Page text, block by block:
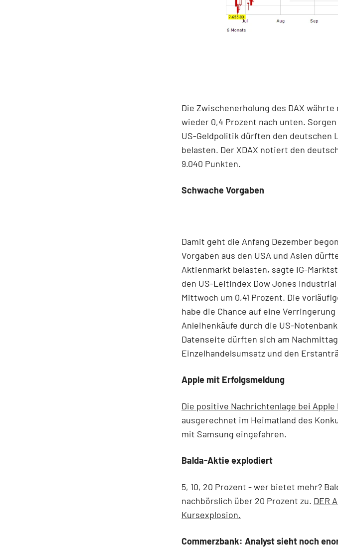
Die Zwischenerholung des DAX
wieder 0,4 Prozent nach unten.
US-Geldpolitik dürften den deutschen
belasten. Der XDAX notiert den
9.040 Punkten.
Schwache Vorgaben
Damit geht die Anfang Dezember
Vorgaben aus den USA und Asien
Aktienmarkt belasten, sagte IG-
den US-Leitindex Dow Jones
Mittwoch um 0,41 Prozent. Die
habe die Chance auf eine
Anleihenkäufe durch die US-
Datenseite dürften sich am
Einzelhandelsumsatz und den
Apple mit Erfolgsmeldung
Die positive Nachrichtenlage bei
ausgerechnet im Heimatland des
mit Samsung eingefahren.
Balda-Aktie explodiert
5, 10, 20 Prozent - wer bietet mehr?
nachbörslich über 20 Prozent zu. DER
Kursexplosion.
Commerzbank: Analyst sieht noch